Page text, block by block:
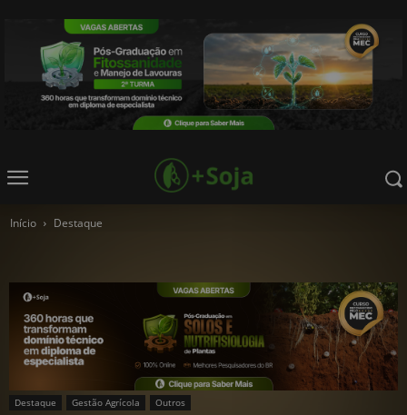
Início Destaque
Destaque Gestão Agrícola Outros